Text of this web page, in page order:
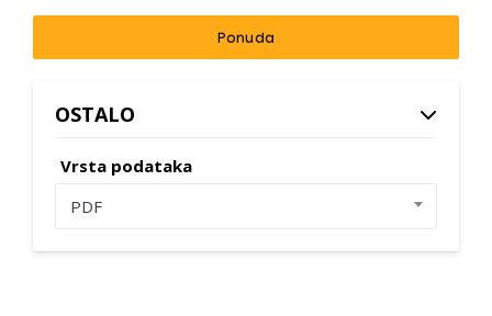
Ponuda
OSTALO
Vrsta podataka
PDF